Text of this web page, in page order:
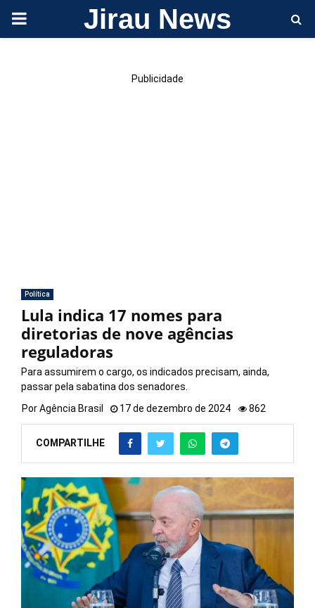
PRIMARY Jirau News
Publicidade
Política
Lula indica 17 nomes para
diretorias de nove agências
reguladoras
Para assumirem o cargo, os indicados precisam, ainda,
passar pela sabatina dos senadores.
PorAgência Brasil 17 de dezembro de 2024 862
COMPARTILHE